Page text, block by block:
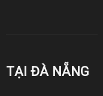
TẠI ĐÀ NẴNG